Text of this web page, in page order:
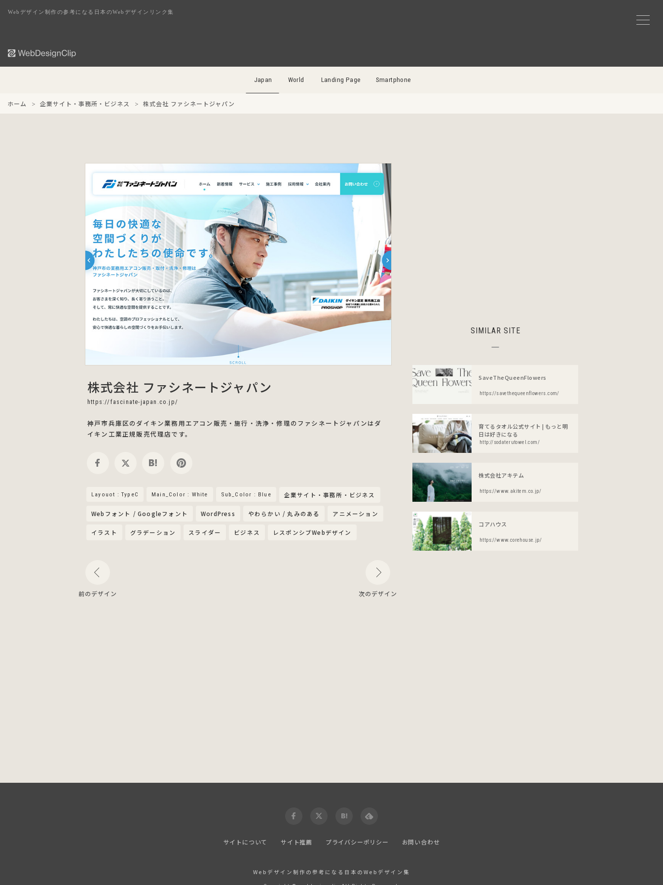
Webデザイン制作の参考になる日本のWebデザインリンク集
Japan World Landing Page Smartphone
ホーム 企業サイト・事務所・ビジネス 株式会社 ファシネートジャパン
株式会社 ファシネートジャパン
https://fascinate-japan.co.jp/
神戸市兵庫区のダイキン業務用エアコン販売・施行・洗浄・修理のファシネートジャパンはダ
イキン工業正規販売代理店です。
Layouot : TypeC Main_Color : White Sub_Color : Blue 企業サイト・事務所・ビジネス
Webフォント / Googleフォント WordPress やわらかい / 丸みのある アニメーション
イラスト グラデーション スライダー ビジネス レスポンシブWebデザイン
SIMILAR SITE
SaveTheQueenFlowers
https://savethequeenflowers.com/
育てるタオル公式サイト | もっと明
日は好きになる
http://sodaterutowel.com/
株式会社アキテム
https://www.akitem.co.jp/
コアハウス
https://www.corehouse.jp/
サイトについて サイト推薦 プライバシーポリシー お問い合わせ
Webデザイン制作の参考になる日本のWebデザイン集